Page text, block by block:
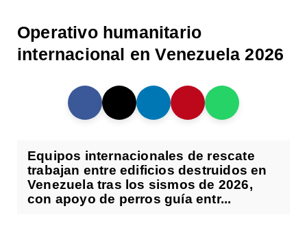
Operativo humanitario
internacional en Venezuela 2026
Equipos internacionales de rescate
trabajan entre edificios destruidos en
Venezuela tras los sismos de 2026,
con apoyo de perros guía entr...